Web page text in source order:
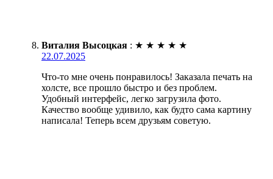
Виталия Высоцкая : ★ ★ ★ ★ ★
22.07.2025
Что-то мне очень понравилось! Заказала печать на
холсте, все прошло быстро и без проблем.
Удобный интерфейс, легко загрузила фото.
Качество вообще удивило, как будто сама картину
написала! Теперь всем друзьям советую.